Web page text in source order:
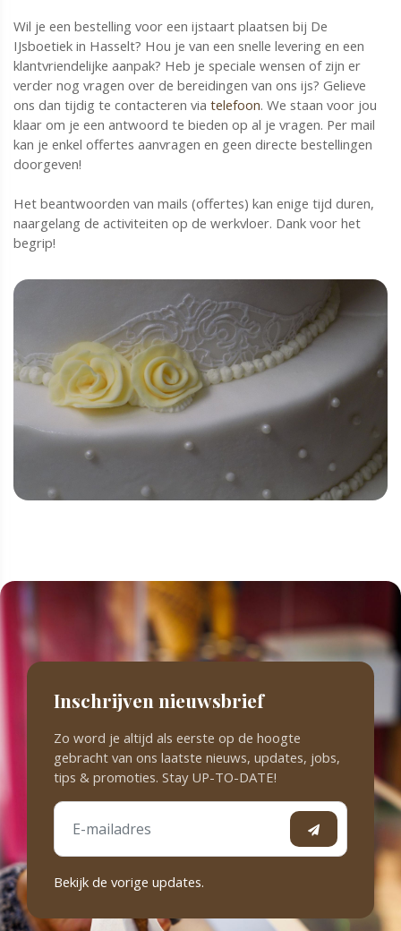
Wil je een bestelling voor een ijstaart plaatsen bij De
IJsboetiek in Hasselt? Hou je van een snelle levering en een
klantvriendelijke aanpak? Heb je speciale wensen of zijn er
verder nog vragen over de bereidingen van ons ijs? Gelieve
ons dan tijdig te contacteren via telefoon. We staan voor jou
klaar om je een antwoord te bieden op al je vragen. Per mail
kan je enkel offertes aanvragen en geen directe bestellingen
doorgeven!
Het beantwoorden van mails (offertes) kan enige tijd duren,
naargelang de activiteiten op de werkvloer. Dank voor het
begrip!
Inschrijven nieuwsbrief
Zo word je altijd als eerste op de hoogte
gebracht van ons laatste nieuws, updates, jobs,
tips & promoties. Stay UP-TO-DATE!
Bekijk de vorige updates.